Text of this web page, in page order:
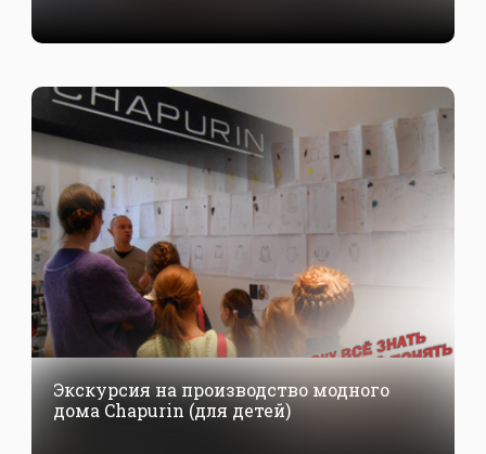
Экскурсия на производство модного
дома Chapurin (для детей)